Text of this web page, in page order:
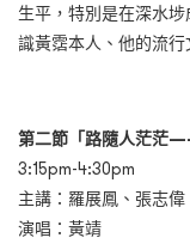
生平，特別是在深水
識黃霑本人、他的流
第二節「路隨人茫茫
3:15pm-4:30pm
主講：羅展鳳、張志偉
演唱：黃靖